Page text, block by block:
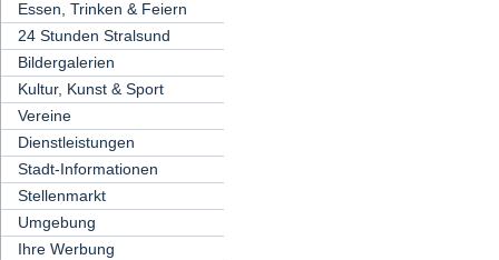
Essen, Trinken & Feiern
24 Stunden Stralsund
Bildergalerien
Kultur, Kunst & Sport
Vereine
Dienstleistungen
Stadt-Informationen
Stellenmarkt
Umgebung
Ihre Werbung